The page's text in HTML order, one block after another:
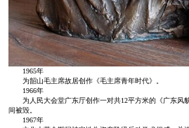
1965年
为韶山毛主席故居创作《毛主席青年时代》。
1966年
为人民大会堂广东厅创作一对共12平方米的《广东风
间被毁。
1967年